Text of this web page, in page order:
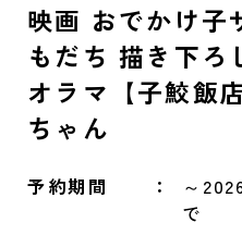
映画 おでかけ子
もだち 描き下ろ
オラマ【子鮫飯
ちゃん
予約期間
～
で